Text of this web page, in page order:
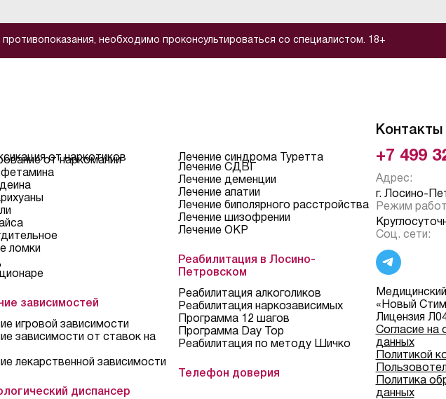
необходимо проконсультироваться со специалистом. 18+
от наркотиков
от наркомании
ломки
зависимостей
игровой зависимости
зависимости от ставок на
лекарственной зависимости
диспансер
Лечение синдрома Туретта
Лечение СДВГ
Лечение деменции
Лечение апатии
Лечение биполярного расстройства
Лечение шизофрении
Лечение ОКР
Реабилитация в Лосино-
Петровском
Реабилитация алкоголиков
Реабилитация наркозависимых
Программа 12 шагов
Программа Day Top
Реабилитация по методу Шичко
Телефон доверия
Контакты
+7 499
Адрес:
г. Лосино-
Режим
Соц. сети:
«Новый
Лицензия
Согласие на
данных
Политикой
Политика
данных